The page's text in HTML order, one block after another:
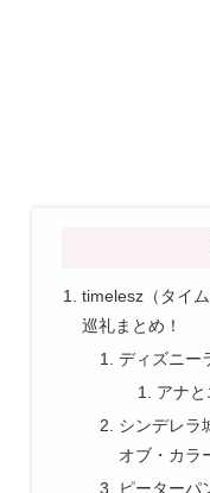
timelesz（タイ
巡礼まとめ！
ディズニー
アナ
シンデレラ
オブ・カラ
ピーターパ